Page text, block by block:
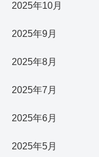
2025年10月
2025年9月
2025年8月
2025年7月
2025年6月
2025年5月